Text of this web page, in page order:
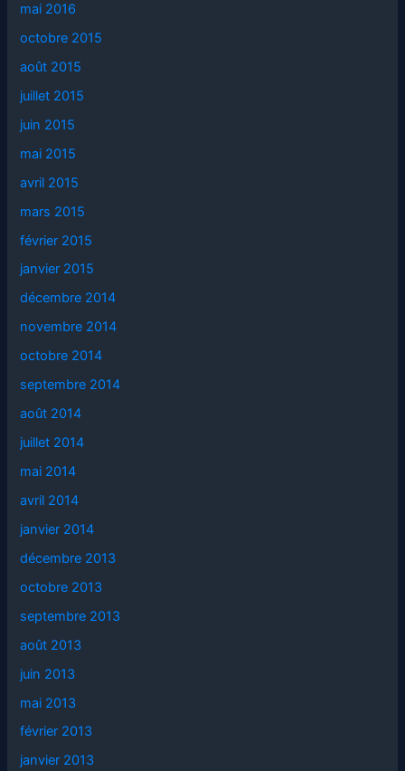
mai 2016
octobre 2015
août 2015
juillet 2015
juin 2015
mai 2015
avril 2015
mars 2015
février 2015
janvier 2015
décembre 2014
novembre 2014
octobre 2014
septembre 2014
août 2014
juillet 2014
mai 2014
avril 2014
janvier 2014
décembre 2013
octobre 2013
septembre 2013
août 2013
juin 2013
mai 2013
février 2013
janvier 2013